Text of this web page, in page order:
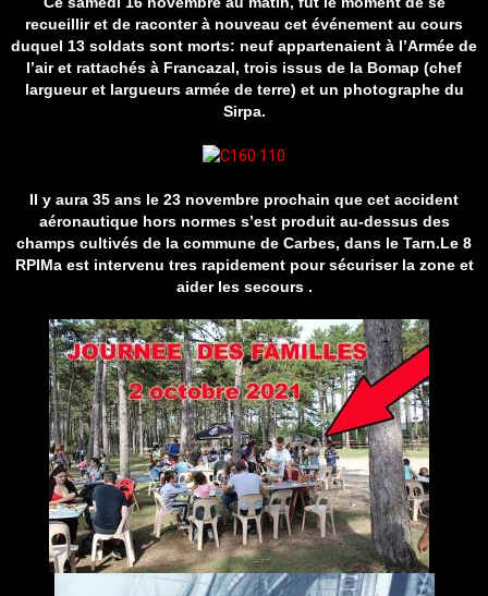
recueillir et de raconter à nouveau cet événement au cours
duquel 13 soldats sont morts: neuf appartenaient à l’Armée de
l’air et rattachés à Francazal, trois issus de la Bomap (chef
largueur et largueurs armée de terre) et un photographe du
Sirpa.
Il y aura 35 ans le 23 novembre prochain que cet accident
aéronautique hors normes s’est produit au-dessus des
champs cultivés de la commune de Carbes, dans le Tarn.Le 8
RPIMa est intervenu tres rapidement pour sécuriser la zone et
aider les secours .